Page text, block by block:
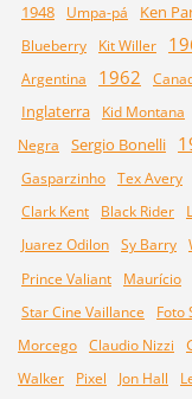
1948
Umpa-pá Ken
Blueberry
Kit Willer
Argentina
1962
Inglaterra Kid Montana
Negra
Sergio Bonelli
Gasparzinho Tex Avery
Clark Kent
Black Rider
Juarez Odilon Sy Barry
Prince Valiant Maurício
Star Cine Vaillance
Foto
Morcego Claudio Nizzi
Walker
Pixel Jon Hall